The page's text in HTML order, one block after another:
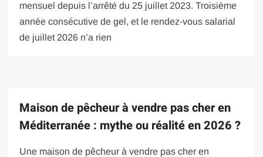
mensuel depuis l’arrêté du 25 juillet 2023. Troisième
année consécutive de gel, et le rendez-vous salarial
de juillet 2026 n’a rien
Maison de pêcheur à vendre pas cher en
Méditerranée : mythe ou réalité en 2026 ?
Une maison de pêcheur à vendre pas cher en